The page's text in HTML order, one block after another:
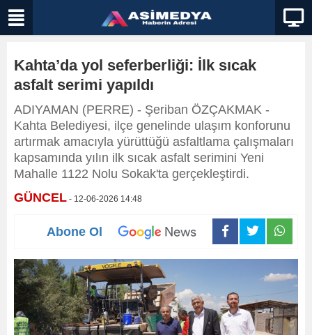
Kahta’da yol seferberliği: İlk sıcak
asfalt serimi yapıldı
ADIYAMAN (PERRE) - Şeriban ÖZÇAKMAK -
Kahta Belediyesi, ilçe genelinde ulaşım konforunu
artırmak amacıyla yürüttüğü asfaltlama çalışmaları
kapsamında yılın ilk sıcak asfalt serimini Yeni
Mahalle 1122 Nolu Sokak'ta gerçekleştirdi.
GÜNCEL - 12-06-2026 14:48
Abone Ol